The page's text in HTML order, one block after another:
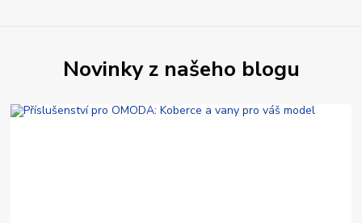
Novinky z našeho blogu